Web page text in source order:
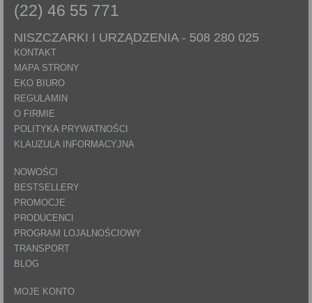
(22) 46 55 771
NISZCZARKI I URZĄDZENIA - 508 280 025
KONTAKT
MAPA STRONY
EKO BIURO
REGULAMIN
O FIRMIE
POLITYKA PRYWATNOŚCI
KLAUZULA INFORMACYJNA
NOWOŚCI
BESTSELLERY
PROMOCJE
PRODUCENCI
PROGRAM LOJALNOŚCIOWY
TRANSPORT
BLOG
MOJE KONTO